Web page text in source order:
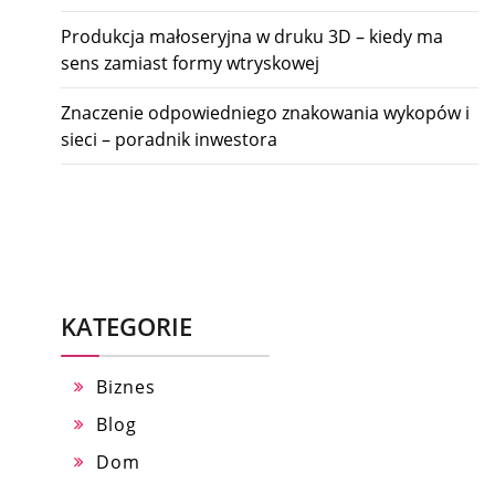
Produkcja małoseryjna w druku 3D – kiedy ma
sens zamiast formy wtryskowej
Znaczenie odpowiedniego znakowania wykopów i
sieci – poradnik inwestora
KATEGORIE
Biznes
Blog
Dom